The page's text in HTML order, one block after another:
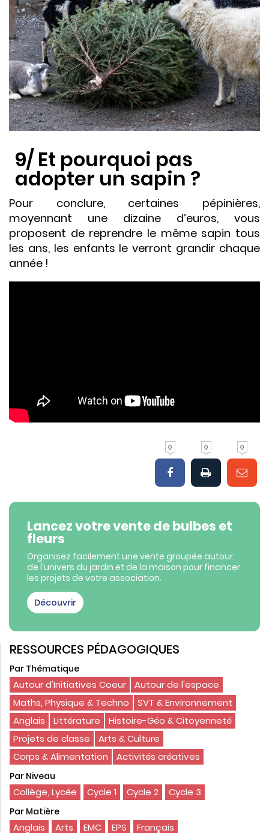
9/Et pourquoi pas
adopter un sapin ?
Pour conclure, certaines pépinières,
moyennant une dizaine d’euros, vous
proposent de reprendre le même sapin tous
les ans, les enfants le verront grandir chaque
année !
0 0 0
Lancez votre vente de bulbes et
fleurs
Organisez facilement une vente groupée autour
de l'univers du jardin et de la maison pour financer
les projets de votre association.
Découvrir
RESSOURCES PÉDAGOGIQUES
Par Thématique
Autour d'Initiatives Coeur
Autour de l'espace
Maths, Physique & Techno
SVT & Environnement
Anglais
Littérature
Histoire-Géo & Citoyenneté
Projets de classe
Arts & Culture
Corps & Alimentation
Activités créatives
Par Niveau
Collège, Lycée Cycle 1 Cycle 2 Cycle 3
Par Matière
Anglais Arts EMC EPS
Français